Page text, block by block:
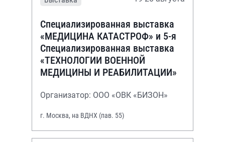
Специализированная выставка
«МЕДИЦИНА КАТАСТРОФ» и 5-я
Специализированная выставка
«ТЕХНОЛОГИИ ВОЕННОЙ
МЕДИЦИНЫ И РЕАБИЛИТАЦИИ»
Организатор: ООО «ОВК «БИЗОН»
г. Москва, на ВДНХ (пав. 55)